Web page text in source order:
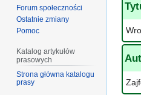
Forum społeczności
Ostatnie zmiany
Pomoc
Katalog artykułów
prasowych
Strona główna katalogu
prasy